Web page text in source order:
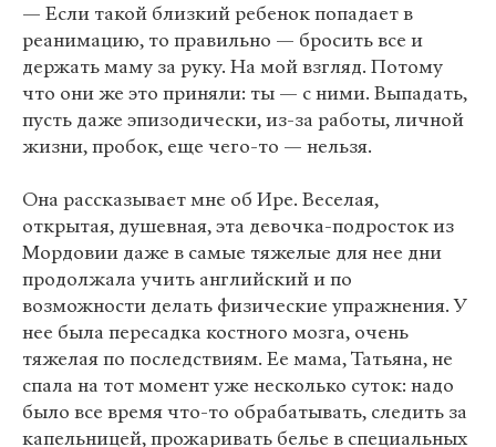
— Если такой близкий ребенок попадает в
реанимацию, то правильно — бросить все и
держать маму за руку. На мой взгляд. Потому
что они же это приняли: ты — с ними. Выпадать,
пусть даже эпизодически, из-за работы, личной
жизни, пробок, еще чего-то — нельзя.
Она рассказывает мне об Ире. Веселая,
открытая, душевная, эта девочка-подросток из
Мордовии даже в самые тяжелые для нее дни
продолжала учить английский и по
возможности делать физические упражнения. У
нее была пересадка костного мозга, очень
тяжелая по последствиям. Ее мама, Татьяна, не
спала на тот момент уже несколько суток: надо
было все время что-то обрабатывать, следить за
капельницей, прожаривать белье в специальных